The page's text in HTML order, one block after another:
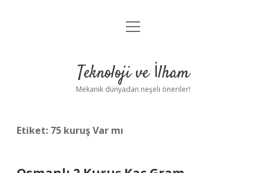
Anasayfa
Yasal Uyarı
menüyü
Teknoloji ve İlham
Mekanik dünyadan neşeli öneriler!
Etiket: 75 kuruş Var mı